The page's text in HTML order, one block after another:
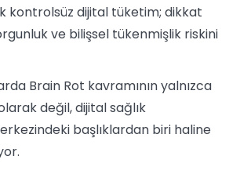
kontrolsüz dijital tüketim; dikkat
ve bilişsel tükenmişlik riskini
Brain Rot kavramının yalnızca
değil, dijital sağlık
başlıklardan biri haline